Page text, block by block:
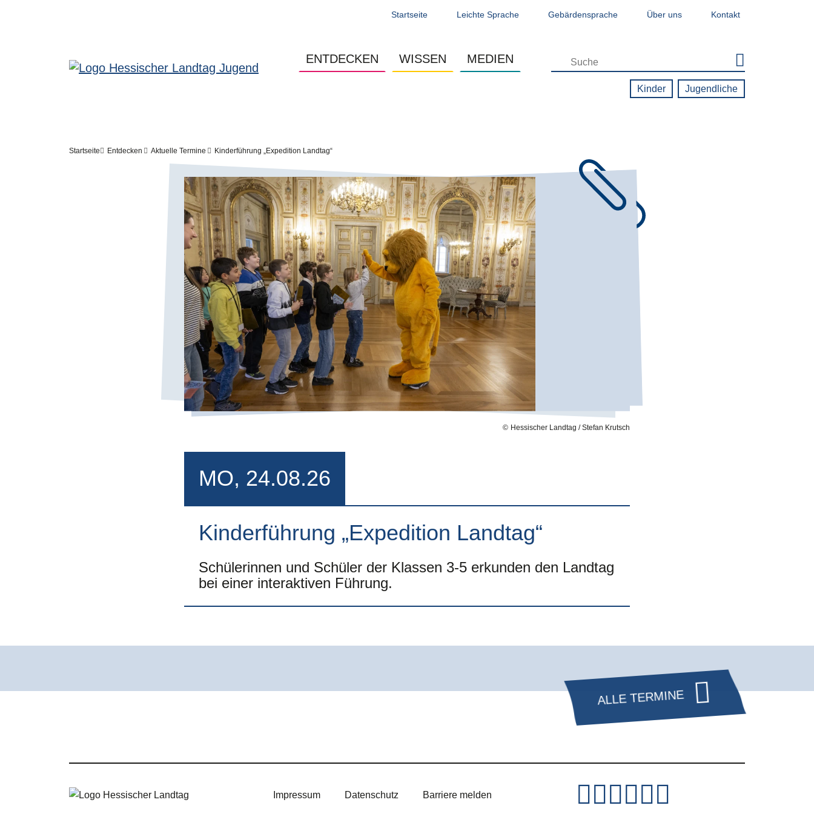
Startseite Leichte Sprache Gebärdensprache Über uns Kontakt
Main navigation - Jugendseite
ENTDECKEN WISSEN MEDIEN
Zielgruppen-Navigation - Jugendseite
Kinder Jugendliche
Pfadnavigation
Startseite Entdecken Aktuelle Termine Kinderführung „Expedition Landtag“
Bilddatei
Hessischer Landtag / Stefan Krutsch
MO, 24.08.26
Kinderführung „Expedition Landtag“
Schülerinnen und Schüler der Klassen 3-5 erkunden den Landtag
bei einer interaktiven Führung.
ALLE TERMINE
Impressum Datenschutz Barriere melden